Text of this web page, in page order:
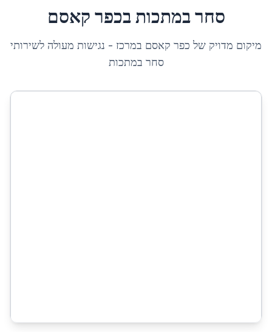
סחר במתכות בכפר קאסם
מיקום מדויק של כפר קאסם במרכז - נגישות מעולה לשירותי
סחר במתכות